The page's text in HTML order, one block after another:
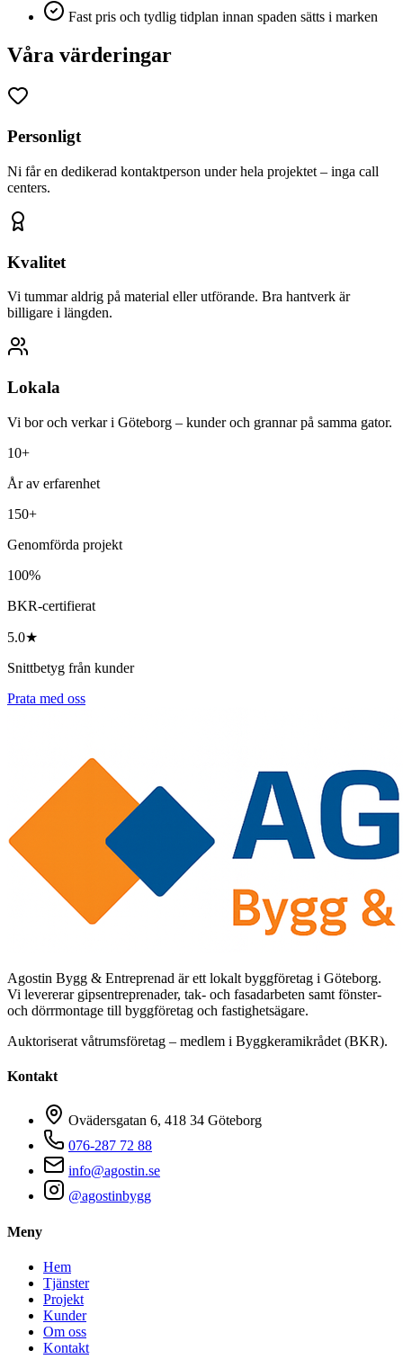
Fast pris och tydlig tidplan innan spaden sätts i marken
Våra värderingar
Personligt
Ni får en dedikerad kontaktperson under hela projektet – inga call
centers.
Kvalitet
Vi tummar aldrig på material eller utförande. Bra hantverk är
billigare i längden.
Lokala
Vi bor och verkar i Göteborg – kunder och grannar på samma gator.
10+
År av erfarenhet
150+
Genomförda projekt
100%
BKR-certifierat
5.0★
Snittbetyg från kunder
Prata med oss
Agostin Bygg & Entreprenad är ett lokalt byggföretag i Göteborg.
Vi levererar gipsentreprenader, tak- och fasadarbeten samt fönster-
och dörrmontage till byggföretag och fastighetsägare.
Auktoriserat våtrumsföretag – medlem i Byggkeramikrådet (BKR).
Kontakt
Ovädersgatan 6, 418 34 Göteborg
076-287 72 88
info@agostin.se
@agostinbygg
Meny
Hem
Tjänster
Projekt
Kunder
Om oss
Kontakt